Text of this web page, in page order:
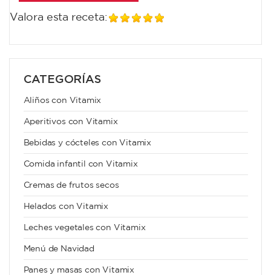
Valora esta receta:
CATEGORÍAS
Aliños con Vitamix
Aperitivos con Vitamix
Bebidas y cócteles con Vitamix
Comida infantil con Vitamix
Cremas de frutos secos
Helados con Vitamix
Leches vegetales con Vitamix
Menú de Navidad
Panes y masas con Vitamix